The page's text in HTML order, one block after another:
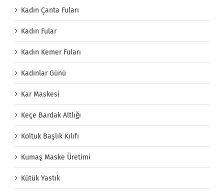
Kadın Çanta Fuları
Kadın Fular
Kadın Kemer Fuları
Kadınlar Günü
Kar Maskesi
Keçe Bardak Altlığı
Koltuk Başlık Kılıfı
Kumaş Maske Üretimi
Kütük Yastık